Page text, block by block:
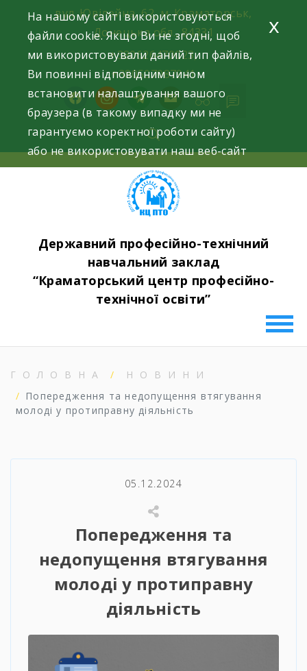
content
вул. Ювілейна, 62, м. Краматорськ,
Донецька обл., 84331
+380626470023,
+380507087941
facebookinstagramtelegram
mail
Державний професійно-технічний
навчальний заклад
“Краматорський центр професійно-
технічної освіти”
ГОЛОВНА
НОВИНИ
Попередження та недопущення втягування
молоді у протиправну діяльність
05.12.2024
Попередження та
недопущення втягування
молоді у протиправну
діяльність
На нашому сайті використовуються
файли cookie. Якщо Ви не згодні, щоб
ми використовували даний тип файлів,
Ви повинні відповідним чином
встановити налаштування вашого
браузера (в такому випадку ми не
гарантуємо коректної роботи сайту)
або не використовувати наш веб-сайт
x